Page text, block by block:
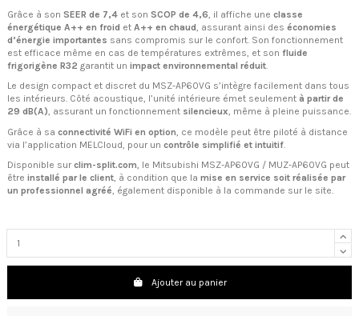
Grâce à son SEER de 7,4 et son SCOP de 4,6 , il affiche une classe
énergétique A++ en froid et A++ en chaud , assurant ainsi des économies
d’énergie importantes sans compromis sur le confort. Son fonctionnement
est efficace même en cas de températures extrêmes, et son fluide
frigorigène R32 garantit un impact environnemental réduit
Le design compact et discret du MSZ-AP60VG s’intègre facilement dans tous
les intérieurs. Côté acoustique, l’unité intérieure émet seulement à partir de
29 dB(A), assurant un fonctionnement silencieux, même à pleine puissance.
Grâce à sa connectivité WiFi en option , ce modèle peut être piloté à distance
via l’application MELCloud, pour un contrôle simplifié et intuitif
Disponible sur clim-split.com, le Mitsubishi MSZ-AP60VG / MUZ-AP60VG peut
être installé par le client, à condition que la mise en service soit réalisée par
un professionnel agréé, également disponible à la commande sur le site.
Ajouter au panier